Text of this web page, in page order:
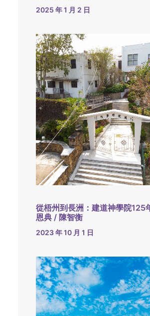
2025 年 1 月 2 日
從梧州到長洲：建道神學院125
恩典 / 陳智衡
2023 年 10 月 1 日